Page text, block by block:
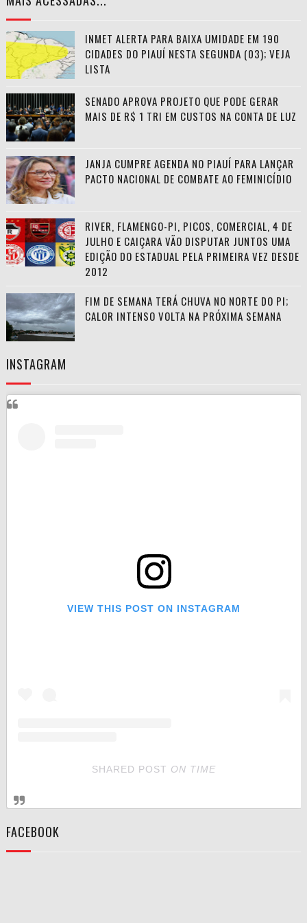
INMET ALERTA PARA BAIXA UMIDADE EM 190
CIDADES DO PIAUÍ NESTA SEGUNDA (03); VEJA
LISTA
SENADO APROVA PROJETO QUE PODE GERAR
MAIS DE R$ 1 TRI EM CUSTOS NA CONTA DE LUZ
JANJA CUMPRE AGENDA NO PIAUÍ PARA LANÇAR
PACTO NACIONAL DE COMBATE AO FEMINICÍDIO
RIVER, FLAMENGO-PI, PICOS, COMERCIAL, 4 DE
JULHO E CAIÇARA VÃO DISPUTAR JUNTOS UMA
EDIÇÃO DO ESTADUAL PELA PRIMEIRA VEZ DESDE
2012
FIM DE SEMANA TERÁ CHUVA NO NORTE DO PI;
CALOR INTENSO VOLTA NA PRÓXIMA SEMANA
INSTAGRAM
VIEW THIS POST ON INSTAGRAM
SHARED POST ON TIME
FACEBOOK